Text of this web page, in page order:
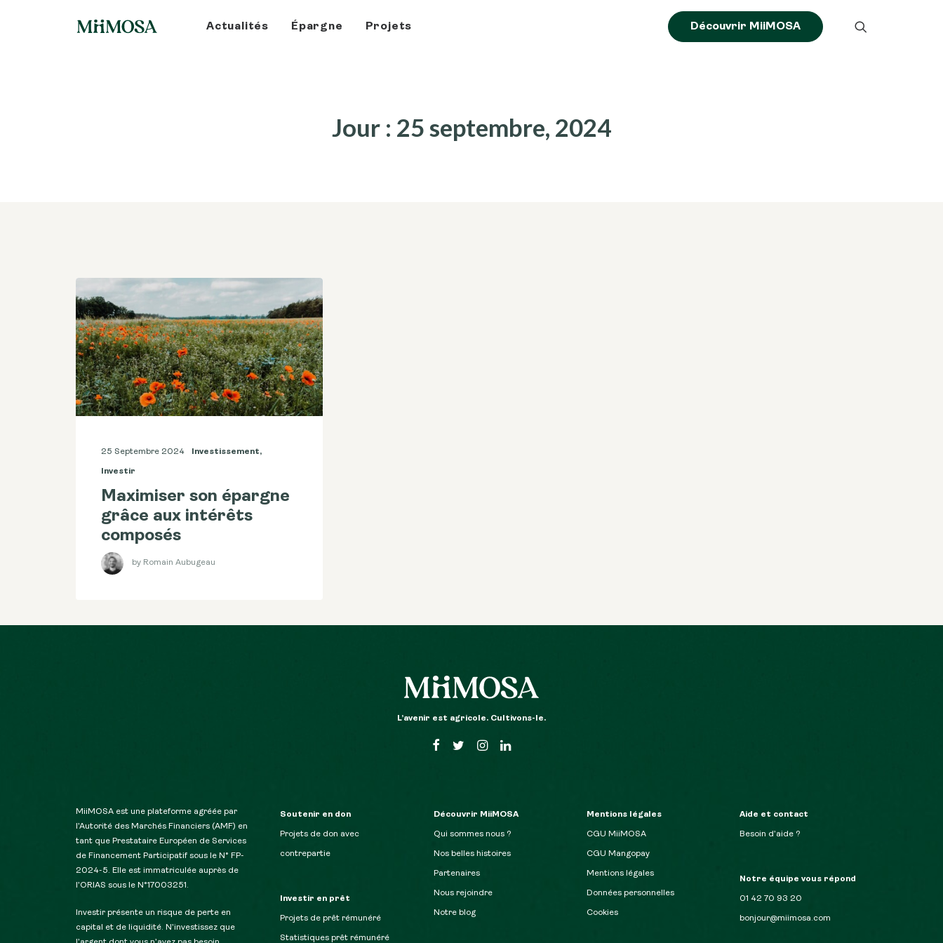
Actualités Épargne Projets Découvrir MiiMOSA
Jour : 25 septembre, 2024
25 Septembre 2024 Investissement,
Investir
Maximiser son épargne
grâce aux intérêts
composés
by Romain Aubugeau
L’avenir est agricole. Cultivons-le.
MiiMOSA est une plateforme agréée par
l’Autorité des Marchés Financiers (AMF) en
tant que Prestataire Européen de Services
de Financement Participatif sous le N° FP-
2024-5. Elle est immatriculée auprès de
l’ORIAS sous le N°17003251.
Investir présente un risque de perte en
capital et de liquidité. N’investissez que
Soutenir en don
Projets de don avec
contrepartie
Investir en prêt
Projets de prêt rémunéré
Statistiques prêt rémunéré
Découvrir MiiMOSA
Qui sommes nous ?
Nos belles histoires
Partenaires
Nous rejoindre
Notre blog
Mentions légales
CGU MiiMOSA
CGU Mangopay
Mentions légales
Données personnelles
Cookies
Aide et contact
Besoin d’aide ?
Notre équipe vous répond
01 42 70 93 20
bonjour@miimosa.com